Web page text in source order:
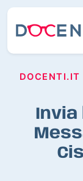
Invia